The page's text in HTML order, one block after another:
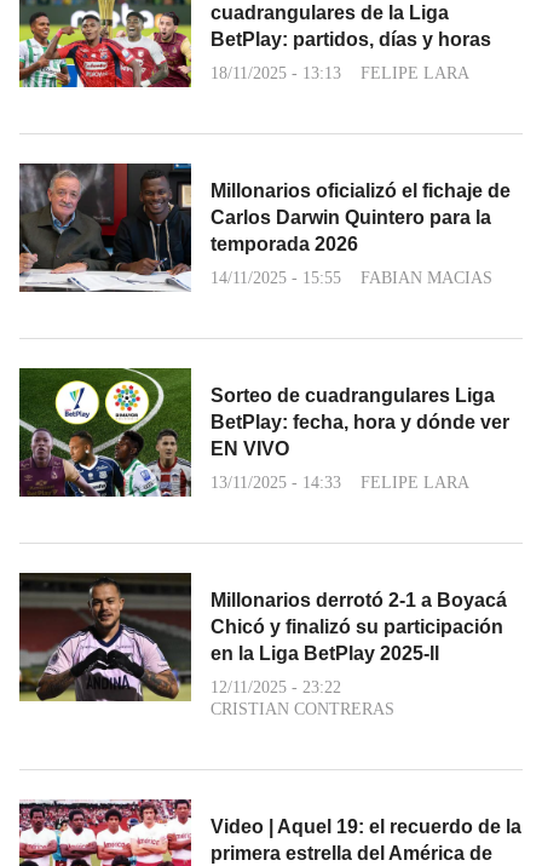
cuadrangulares de la Liga
BetPlay: partidos, días y horas
18/11/2025 - 13:13 FELIPE LARA
Millonarios oficializó el fichaje de
Carlos Darwin Quintero para la
temporada 2026
14/11/2025 - 15:55 FABIAN MACIAS
Sorteo de cuadrangulares Liga
BetPlay: fecha, hora y dónde ver
EN VIVO
13/11/2025 - 14:33 FELIPE LARA
Millonarios derrotó 2-1 a Boyacá
Chicó y finalizó su participación
en la Liga BetPlay 2025-ll
12/11/2025 - 23:22
CRISTIAN CONTRERAS
Video | Aquel 19: el recuerdo de la
primera estrella del América de